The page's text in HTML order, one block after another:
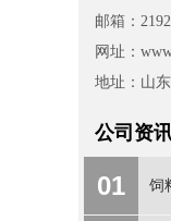
邮箱：
网址：
地址：山
公司资
01 饲